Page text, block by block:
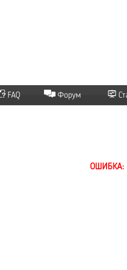
FAQ Форум
ОШИБКА: